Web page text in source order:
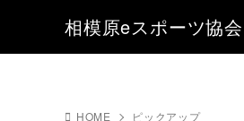
相模原eスポーツ協会
HOME ピックアップ